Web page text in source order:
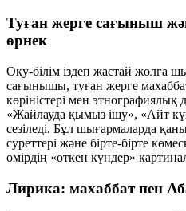
Туған жерге сағыныш
өрнек
Оқу-білім іздеп жастай жолға
сағынышы, туған жерге
көріністері мен
«Жайлауда қымыз ішу», «Айт
сезіледі. Бұл шығармаларда
суреттері және бірте-бірте
өмірдің «өткен күндер»
Лирика: махаббат пен